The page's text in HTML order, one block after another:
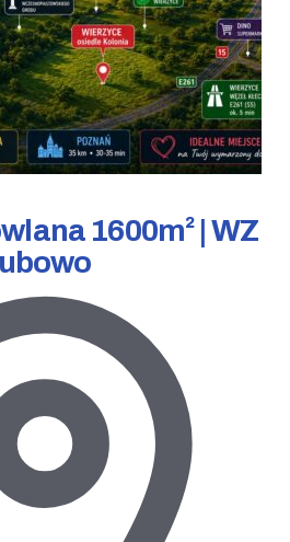
1600m² | WZ